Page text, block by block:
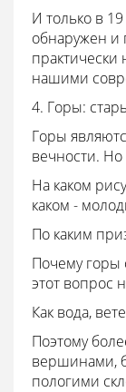
И только в
обнаружен и
нашими
4. Горы:
Горы
вечности.
На каком
каком -
По каким
Почему горы
этот вопрос
Как вода,
Поэтому
вершинами,
пологими